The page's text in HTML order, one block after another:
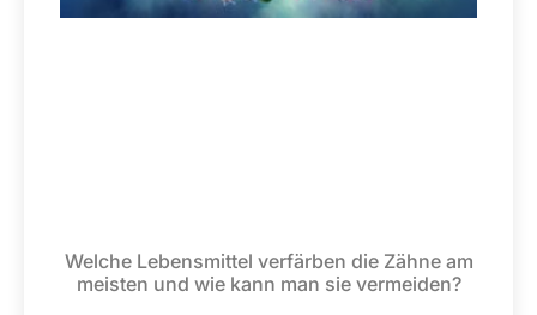
Welche Lebensmittel verfärben die Zähne am
meisten und wie kann man sie vermeiden?